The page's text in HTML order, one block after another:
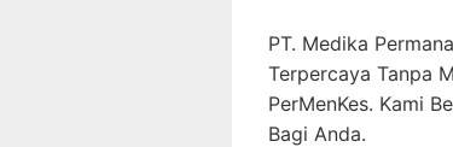
PT. Medika
Terpercaya Tanpa
PerMenKes. Kami
Bagi Anda.